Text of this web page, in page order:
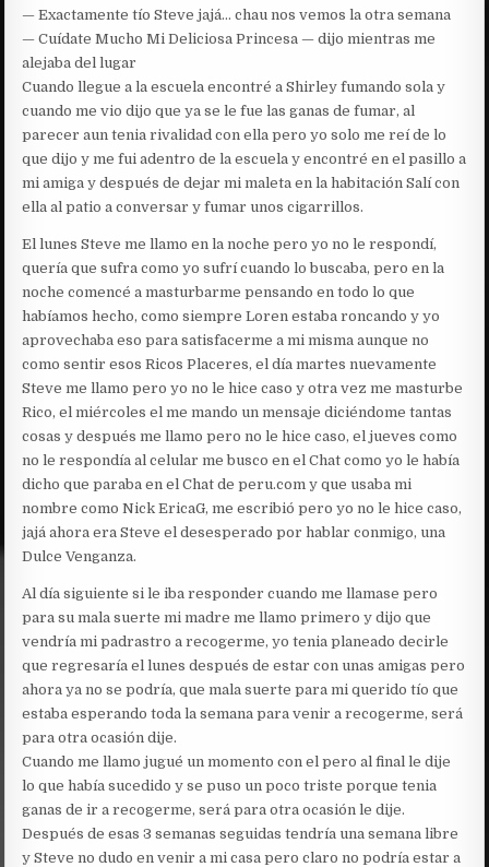
— Exactamente tío Steve jajá… chau nos vemos la otra semana
— Cuídate Mucho Mi Deliciosa Princesa — dijo mientras me
alejaba del lugar
Cuando llegue a la escuela encontré a Shirley fumando sola y
cuando me vio dijo que ya se le fue las ganas de fumar, al
parecer aun tenia rivalidad con ella pero yo solo me reí de lo
que dijo y me fui adentro de la escuela y encontré en el pasillo a
mi amiga y después de dejar mi maleta en la habitación Salí con
ella al patio a conversar y fumar unos cigarrillos.
El lunes Steve me llamo en la noche pero yo no le respondí,
quería que sufra como yo sufrí cuando lo buscaba, pero en la
noche comencé a masturbarme pensando en todo lo que
habíamos hecho, como siempre Loren estaba roncando y yo
aprovechaba eso para satisfacerme a mi misma aunque no
como sentir esos Ricos Placeres, el día martes nuevamente
Steve me llamo pero yo no le hice caso y otra vez me masturbe
Rico, el miércoles el me mando un mensaje diciéndome tantas
cosas y después me llamo pero no le hice caso, el jueves como
no le respondía al celular me busco en el Chat como yo le había
dicho que paraba en el Chat de peru.com y que usaba mi
nombre como Nick EricaG, me escribió pero yo no le hice caso,
jajá ahora era Steve el desesperado por hablar conmigo, una
Dulce Venganza.
Al día siguiente si le iba responder cuando me llamase pero
para su mala suerte mi madre me llamo primero y dijo que
vendría mi padrastro a recogerme, yo tenia planeado decirle
que regresaría el lunes después de estar con unas amigas pero
ahora ya no se podría, que mala suerte para mi querido tío que
estaba esperando toda la semana para venir a recogerme, será
para otra ocasión dije.
Cuando me llamo jugué un momento con el pero al final le dije
lo que había sucedido y se puso un poco triste porque tenia
ganas de ir a recogerme, será para otra ocasión le dije.
Después de esas 3 semanas seguidas tendría una semana libre
y Steve no dudo en venir a mi casa pero claro no podría estar a